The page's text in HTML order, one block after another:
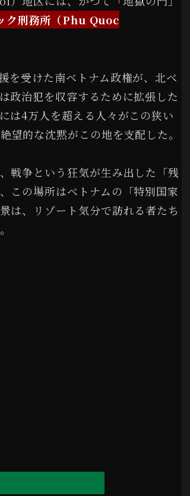
ク刑務所（Phu Quoc
を受けた南ベトナム政権が、北ベ
政治犯を収容するために拡張した
は4万人を超える人々がこの狭い
的な沈黙がこの地を支配した。
戦争という狂気が生み出した「残
この場所はベトナムの「特別国家
は、リゾート気分で訪れる者たち